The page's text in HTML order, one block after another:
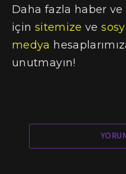
Daha fazla haber
için sitemize ve
medya
unutmayın!